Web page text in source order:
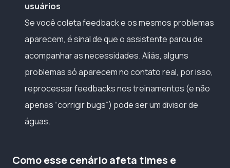
usuários
Se você coleta feedback e os mesmos problemas
aparecem, é sinal de que o assistente parou de
acompanhar as necessidades. Aliás, alguns
problemas só aparecem no contato real, por isso,
reprocessar feedbacks nos treinamentos (e não
apenas “corrigir bugs”) pode ser um divisor de
águas.
Como esse cenário afeta times e